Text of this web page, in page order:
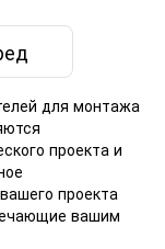
для монтажа
проекта и
проекта
вашим